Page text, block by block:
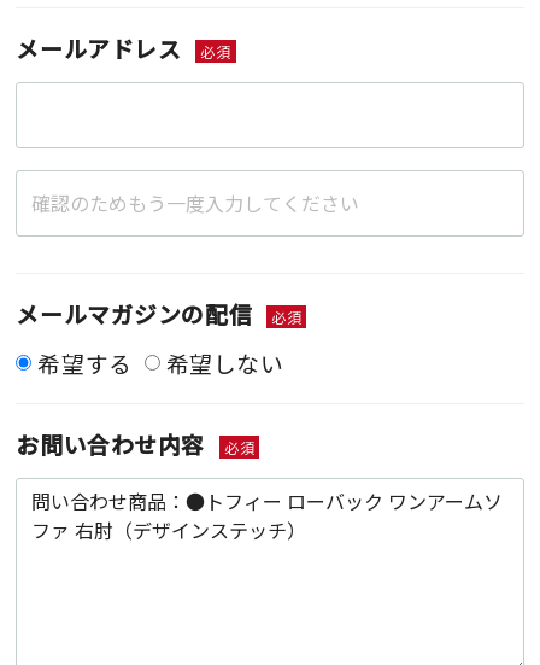
メールアドレス 必須
メールマガジンの配信 必須
希望する 希望しない
お問い合わせ内容 必須